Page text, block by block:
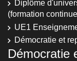
Diplôme
(formation
UE1
Démocratie et
Démocratie